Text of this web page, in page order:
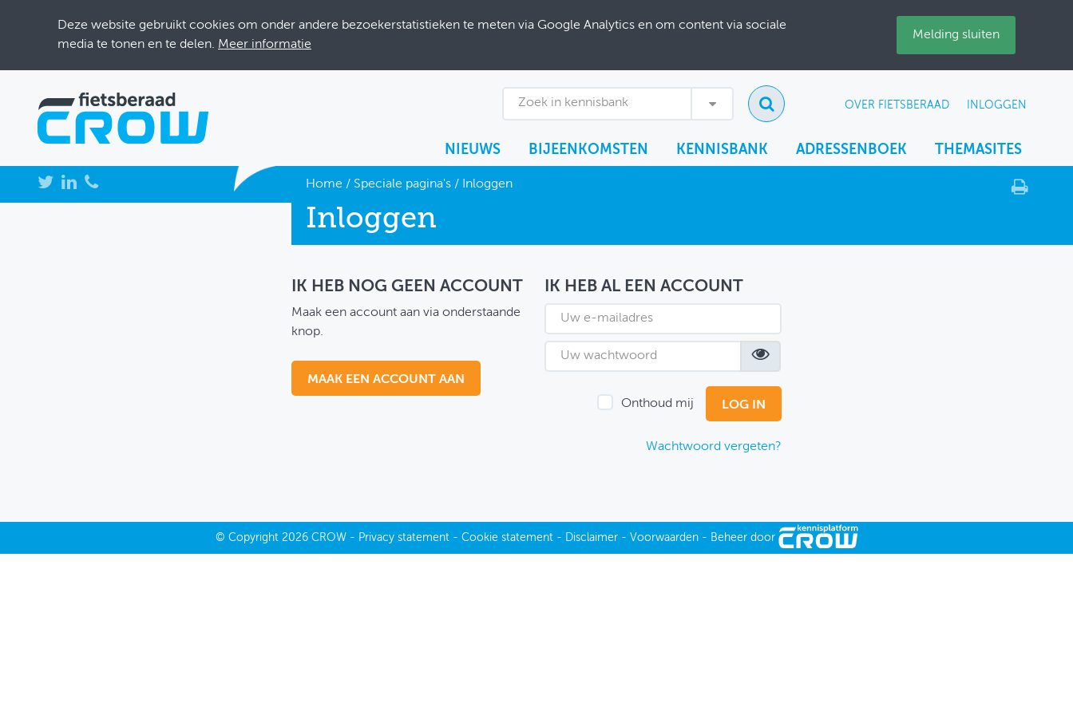
Deze website gebruikt cookies om onder andere bezoekerstatistieken te meten via Google Analytics en om content via sociale
media te tonen en te delen. Meer informatie
Melding sluiten
Zoek in kennisbank OVER FIETSBERAAD INLOGGEN
NIEUWS BIJEENKOMSTEN KENNISBANK ADRESSENBOEK THEMASITES
NIEUWS Home / Speciale pagina's/ Inloggen
Inloggen
IK HEB NOG GEEN ACCOUNT
Maak een account aan via onderstaande
knop.
MAAK EEN ACCOUNT AAN
IK HEB AL EEN ACCOUNT
Onthoud mij
Wachtwoord vergeten?
© Copyright2026 CROW - Privacy statement- Cookie statement- Disclaimer- Voorwaarden - Beheer door